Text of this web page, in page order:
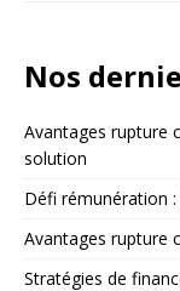
Nos
Avantages rupture
solution
Défi rémunération
Avantages rupture
Stratégies de